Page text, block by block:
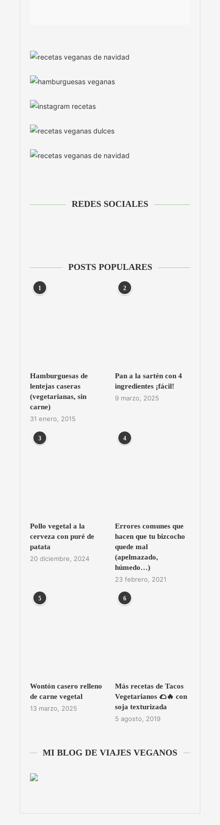
REDES SOCIALES
POSTS POPULARES
1
Hamburguesas de
lentejas caseras
(vegetarianas, sin
carne)
31 enero, 2015
2
Pan a la sartén con 4
ingredientes ¡fácil!
9 marzo, 2025
3
Pollo vegetal a la
cerveza con puré de
patata
20 diciembre, 2024
4
Errores comunes que
hacen que tu bizcocho
quede mal
(apelmazado,
húmedo…)
23 febrero, 2021
5
Wontón casero relleno
de carne vegetal
13 marzo, 2025
6
Más recetas de Tacos
Vegetarianos 🌮🔥 con
soja texturizada
5 agosto, 2019
MI BLOG DE VIAJES VEGANOS